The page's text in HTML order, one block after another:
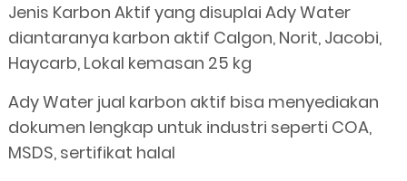
Jenis Karbon Aktif yang disuplai Ady Water
diantaranya karbon aktif Calgon, Norit, Jacobi,
Haycarb, Lokal kemasan 25 kg
Ady Water jual karbon aktif bisa menyediakan
dokumen lengkap untuk industri seperti COA,
MSDS, sertifikat halal